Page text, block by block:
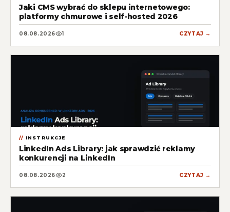
Jaki CMS wybrać do sklepu internetowego:
platformy chmurowe i self-hosted 2026
08.08.2026 1 CZYTAJ →
INSTRUKCJE
LinkedIn Ads Library: jak sprawdzić reklamy
konkurencji na LinkedIn
08.08.2026 2 CZYTAJ →